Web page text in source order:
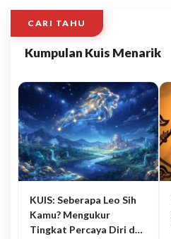
CARI TAHU
Kumpulan Kuis Menarik
KUIS: Seberapa Leo Sih
Kamu? Mengukur
Tingkat Percaya Diri dan